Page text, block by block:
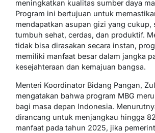
meningkatkan kualitas sumber daya
Program ini bertujuan untuk
mendapatkan asupan gizi yang cukup,
tumbuh sehat, cerdas, dan produktif.
tidak bisa dirasakan secara instan,
memiliki manfaat besar dalam jangka
kesejahteraan dan kemajuan bangsa.
Menteri Koordinator Bidang Pangan,
mengatakan bahwa program MBG
bagi masa depan Indonesia.
dirancang untuk menjangkau hingga
manfaat pada tahun 2025, jika